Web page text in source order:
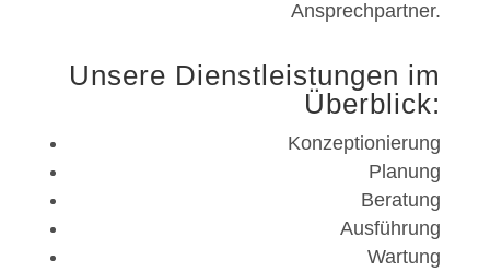
Ansprechpartner.
Unsere Dienstleistungen im
Überblick:
Konzeptionierung
Planung
Beratung
Ausführung
Wartung